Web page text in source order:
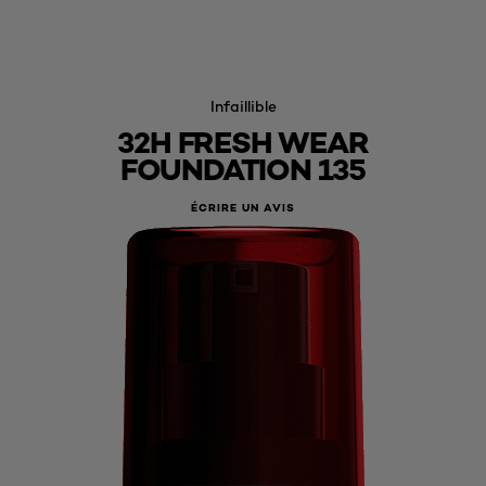
Infaillible
32H FRESH WEAR
FOUNDATION 135
ÉCRIRE UN AVIS